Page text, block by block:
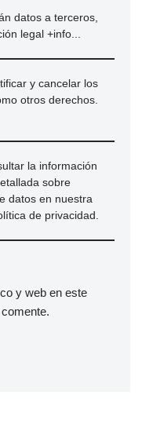
datos a terceros,
legal +info...
y cancelar los
otros derechos.
la información
sobre
datos en nuestra
de privacidad
y web en este